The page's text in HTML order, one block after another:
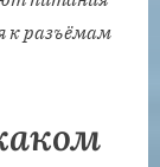
к разъёмам